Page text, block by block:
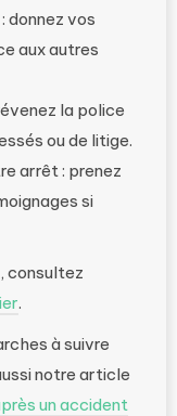
donnez vos
aux autres
la police
ou de litige.
arrêt : prenez
si
consultez
.
à suivre
notre article
un accident